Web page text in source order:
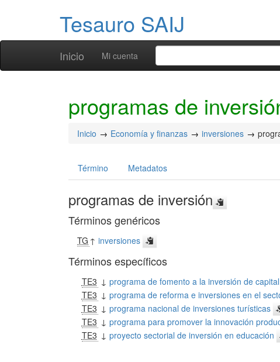
Tesauro SAIJ
Inicio Mi cuenta
programas de
Inicio Economía y finanzas inversiones
Término Metadatos
programas de inversión
Términos genéricos
TG ↑inversiones
Términos específicos
TE3 ↓ programa de fomento a la inversión de
TE3 ↓ programa de reforma e inversiones en el
TE3 ↓ programa nacional de inversiones turísticas
TE3 ↓ programa para promover la innovación
TE3 ↓ proyecto sectorial de inversión en educación